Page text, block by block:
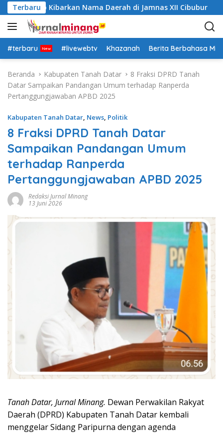
a
g
u
Terbaru
Siap Kibarkan Nama Daerah di Jamnas XII Cibubur
#terbaru #livewebtv Khazanah Berita Berbahasa
Beranda Kabupaten Tanah Datar
8 Fraksi DPRD Tanah
Datar Sampaikan Pandangan Umum terhadap Ranperda
Pertanggungjawaban APBD 2025
Kabupaten Tanah Datar, News, Politik
8 Fraksi DPRD Tanah Datar
Sampaikan Pandangan Umum
terhadap Ranperda
Pertanggungjawaban APBD 2025
Redaksi Jurnal Minang
13 Juni 2026
Tanah Datar, Jurnal Minang. Dewan Perwakilan Rakyat
Daerah (DPRD) Kabupaten Tanah Datar kembali
menggelar Sidang Paripurna dengan agenda